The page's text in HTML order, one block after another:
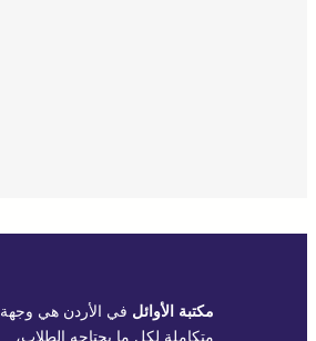
مكتبة الأوائل في الأردن هي وجهة
متكاملة لكل ما يحتاجه الطلاب،